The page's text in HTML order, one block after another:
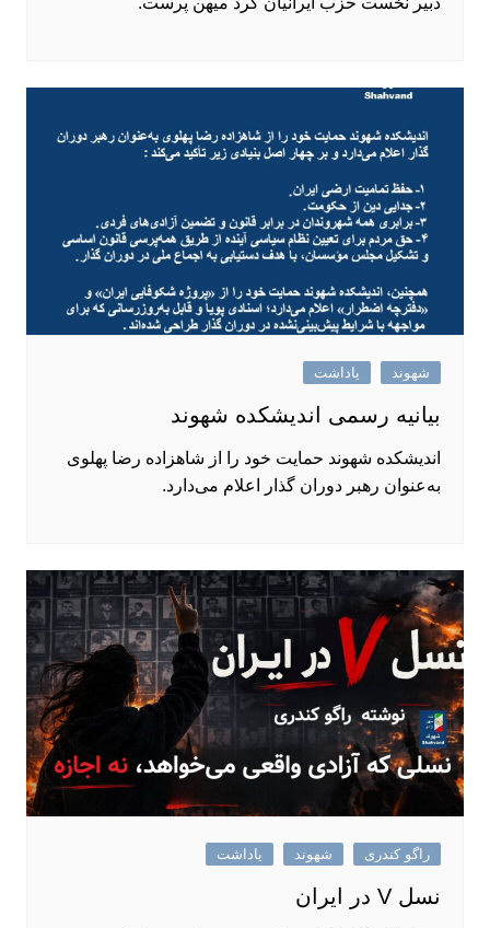
شهوند یاداشت
بیانیه رسمی اندیشکده شهوند
اندیشکده شهوند حمایت خود را از شاهزاده رضا پهلوی
به‌عنوان رهبر دوران گذار اعلام می‌دارد.
راگو کندری شهوند یاداشت
نسل V در ایران